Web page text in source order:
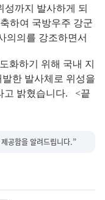
성까지 발사하게 되
하여 국방우주 강군
의의를 강조하면서
화하기 위해 국내 지
한 발사체로 위성을
고 밝혔습니다. <끝
공함을 알려드립니다.”